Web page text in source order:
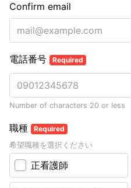
Confirm email
電話番号 Required
Number of characters 20 or less
職種 Required
希望職種を選択ください
正看護師